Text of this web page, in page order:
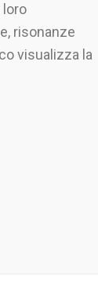
loro
risonanze
visualizza la